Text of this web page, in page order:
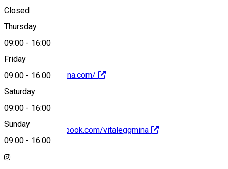
Closed
Thursday
09:00 - 16:00
Friday
09:00 - 16:00
Saturday
09:00 - 16:00
Sunday
09:00 - 16:00
https://vitaleggmina.com/
https://www.facebook.com/vitaleggmina